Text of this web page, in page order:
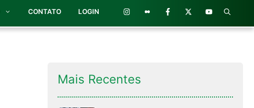
CONTATO LOGIN
Mais Recentes